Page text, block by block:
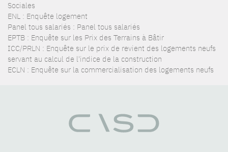
Sociales
ENL : Enquête logement
Panel tous salariés : Panel tous salariés
EPTB : Enquête sur les Prix des Terrains à Bâtir
ICC/PRLN : Enquête sur le prix de revient des logements neufs
servant au calcul de l'indice de la construction
ECLN : Enquête sur la commercialisation des logements neufs